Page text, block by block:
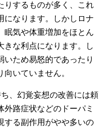
りするものが多く、これ
になります。しかしロナ
眠気や体重増加をほとん
きな利点になります。し
ため易怒的であったり
いていません。
、幻覚妄想の改善には頼
路症状などのドーパミ
する副作用がやや多いの